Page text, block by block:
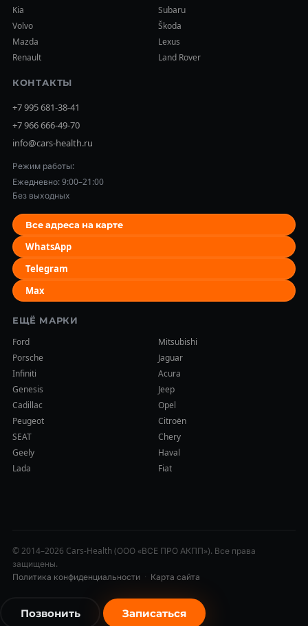
Kia
Subaru
Volvo
Škoda
Mazda
Lexus
Renault
Land Rover
КОНТАКТЫ
+7 995 681-38-41
+7 966 666-49-70
info@cars-health.ru
Режим работы:
Ежедневно: 9:00–21:00
Без выходных
Все адреса на карте
WhatsApp
Telegram
Max
ЕЩЁ МАРКИ
Ford
Mitsubishi
Porsche
Jaguar
Infiniti
Acura
Genesis
Jeep
Cadillac
Opel
Peugeot
Citroën
SEAT
Chery
Geely
Haval
Lada
Fiat
© 2014–2026 Cars-Health (ООО «ВСЕ ПРО АКПП»). Все права
защищены.
Политика конфиденциальности · Карта сайта
Позвонить Записаться